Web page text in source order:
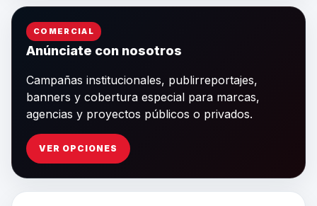
COMERCIAL
Anúnciate con nosotros
Campañas institucionales, publirreportajes,
banners y cobertura especial para marcas,
agencias y proyectos públicos o privados.
VER OPCIONES